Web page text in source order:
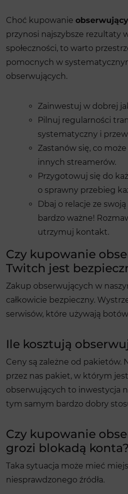
Choć kupowanie
przynosi najszybsze rezultaty
społeczności, to warto
pomocnych w
obserwujących.
Zainwestuj w dobrej
Pilnuj regularności
systematyczny i
Zastanów się, co
innych streamerów.
Przygotowuj się do
o sprawny przebieg
Dbaj o relacje ze
bardzo ważne!
utrzymuj kontakt.
Czy kupowanie
Twitch jest
Zakup obserwujących w
całkowicie bezpieczny.
serwisów, które używają
Ile kosztują
Ceny są zależne od pakietów.
przez nas pakiet, w którym jest
obserwujących to inwestycja
tym samym bardzo dobry
Czy kupowanie
grozi blokadą konta?
Taka sytuacja może mieć
niesprawdzonego źródła.